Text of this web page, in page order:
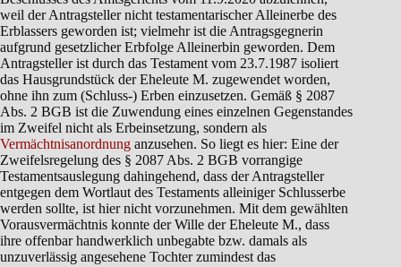
weil der Antragsteller nicht testamentarischer Alleinerbe des
Erblassers geworden ist; vielmehr ist die Antragsgegnerin
aufgrund gesetzlicher Erbfolge Alleinerbin geworden. Dem
Antragsteller ist durch das Testament vom 23.7.1987 isoliert
das Hausgrundstück der Eheleute M. zugewendet worden,
ohne ihn zum (Schluss-) Erben einzusetzen. Gemäß § 2087
Abs. 2 BGB ist die Zuwendung eines einzelnen Gegenstandes
im Zweifel nicht als Erbeinsetzung, sondern als
Vermächtnisanordnung anzusehen. So liegt es hier: Eine der
Zweifelsregelung des § 2087 Abs. 2 BGB vorrangige
Testamentsauslegung dahingehend, dass der Antragsteller
entgegen dem Wortlaut des Testaments alleiniger Schlusserbe
werden sollte, ist hier nicht vorzunehmen. Mit dem gewählten
Vorausvermächtnis konnte der Wille der Eheleute M., dass
ihre offenbar handwerklich unbegabte bzw. damals als
unzuverlässig angesehene Tochter zumindest das